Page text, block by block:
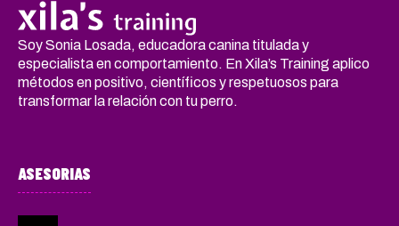
Soy Sonia Losada, educadora canina titulada y
especialista en comportamiento. En Xila’s Training aplico
métodos en positivo, científicos y respetuosos para
transformar la relación con tu perro.
ASESORIAS